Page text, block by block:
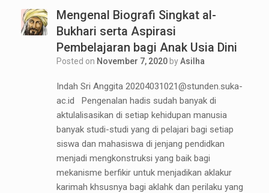
Mengenal Biografi Singkat al-
Bukhari serta Aspirasi
Pembelajaran bagi Anak Usia Dini
Posted on November 7, 2020 byAsilha
Indah Sri Anggita 20204031021@stunden.suka-
ac.id Pengenalan hadis sudah banyak di
aktulalisasikan di setiap kehidupan manusia
banyak studi-studi yang di pelajari bagi setiap
siswa dan mahasiswa di jenjang pendidkan
menjadi mengkonstruksi yang baik bagi
mekanisme berfikir untuk menjadikan aklakur
karimah khsusnya bagi aklahk dan perilaku yang